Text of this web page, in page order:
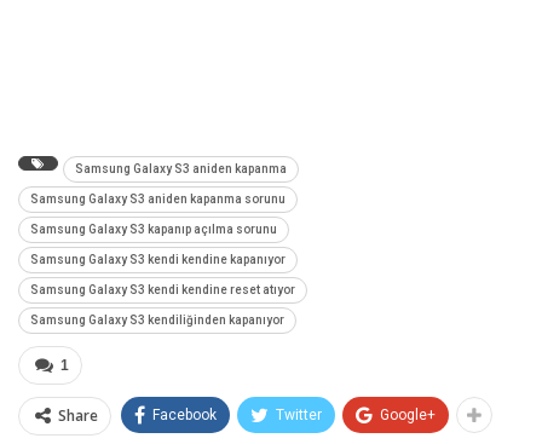
Samsung Galaxy S3 aniden kapanma
Samsung Galaxy S3 aniden kapanma sorunu
Samsung Galaxy S3 kapanıp açılma sorunu
Samsung Galaxy S3 kendi kendine kapanıyor
Samsung Galaxy S3 kendi kendine reset atıyor
Samsung Galaxy S3 kendiliğinden kapanıyor
1
Share Facebook Twitter Google+